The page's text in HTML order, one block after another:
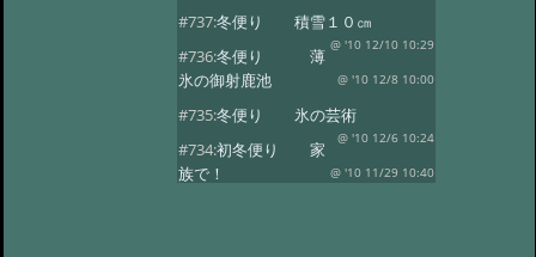
#737:冬便り 積雪１０㎝
@ '10 12/10 10:29
#736:冬便り 薄
氷の御射鹿池
@ '10 12/8 10:00
#735:冬便り 氷の芸術
@ '10 12/6 10:24
#734:初冬便り 家
族で！
@ '10 11/29 10:40